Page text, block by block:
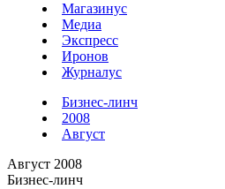
Магазинус
Медиа
Экспресс
Иронов
Журналус
Бизнес-линч
2008
Август
Август 2008
Бизнес-линч